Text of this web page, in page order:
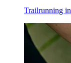
Trailrunning